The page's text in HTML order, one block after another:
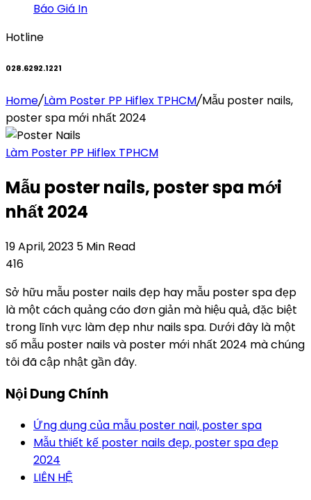
Báo Giá In
Hotline
028.6292.1221
Home/Làm Poster PP Hiflex TPHCM/Mẫu poster nails,
poster spa mới nhất 2024
Làm Poster PP Hiflex TPHCM
Mẫu poster nails, poster spa mới
nhất 2024
19 April, 2023 5 Min Read
416
Sở hữu mẫu poster nails đẹp hay mẫu poster spa đẹp
là một cách quảng cáo đơn giản mà hiệu quả, đặc biệt
trong lĩnh vực làm đẹp như nails spa. Dưới đây là một
số mẫu poster nails và poster mới nhất 2024 mà chúng
tôi đã cập nhật gần đây.
Nội Dung Chính
Ứng dụng của mẫu poster nail, poster spa
Mẫu thiết kế poster nails đẹp, poster spa đẹp
2024
LIÊN HỆ